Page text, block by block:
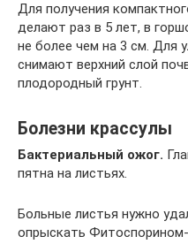
Для получения
делают раз в 5 лет, в
не более чем на 3 см. Для
снимают верхний слой
плодородный грунт.
Болезни крассулы
Бактериальный ожог.
пятна на листьях.
Больные листья нужно
опрыскать